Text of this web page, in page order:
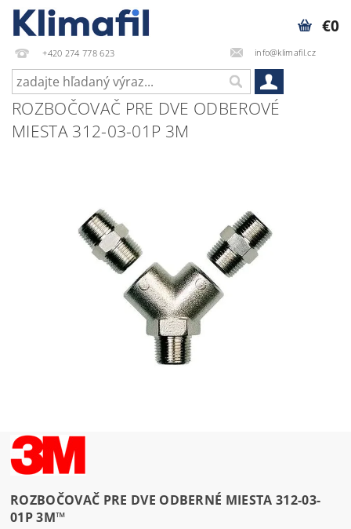
+420 274 778 623 info@klimafil.cz
€0
ROZBOČOVAČ PRE DVE ODBEROVÉ
MIESTA 312-03-01P 3M
ROZBOČOVAČ PRE DVE ODBERNÉ MIESTA 312-03-
01P 3M™